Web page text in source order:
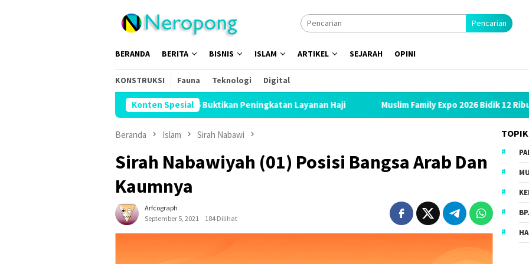
Pencarian
BERANDA BERITA BISNIS ISLAM ARTIKEL SEJARAH OPINI
KONSTRUKSI Fauna Teknologi Digital
Konten Spesial
Menhaj: IKLHI 2026 Buktikan Peningkatan Layanan Haji Muslim Family Expo 2026 Bidik 12 Ribu Pengunjung,
Beranda Islam Sirah Nabawi
Sirah Nabawiyah (01) Posisi Bangsa Arab Dan
Kaumnya
Arfcograph
September 5, 2021
184 Dilihat